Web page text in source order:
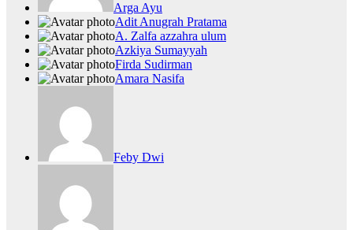
Arga Ayu
Adit Anugrah Pratama
A. Zalfa azzahra ulum
Azkiya Sumayyah
Firda Sudirman
Amara Nasifa
Feby Dwi